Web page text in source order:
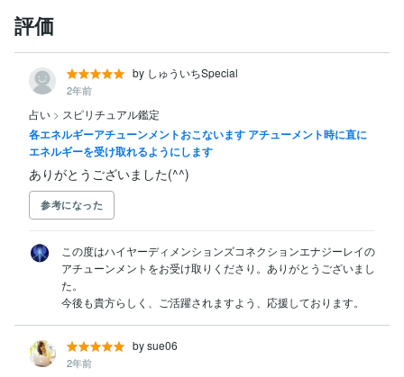
評価
by しゅういちSpecial
2年前
占い > スピリチュアル鑑定
各エネルギーアチューンメントおこないます アチューメント時に直に
エネルギーを受け取れるようにします
ありがとうございました(^^)
参考になった
この度はハイヤーディメンションズコネクションエナジーレイの
アチューンメントをお受け取りくださり。ありがとうございまし
た。
今後も貴方らしく、ご活躍されますよう、応援しております。
by sue06
2年前